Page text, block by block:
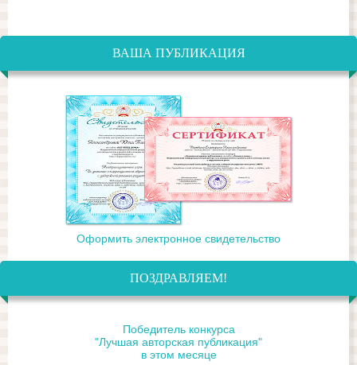
ВАША ПУБЛИКАЦИЯ
Оформить электронное свидетельство
ПОЗДРАВЛЯЕМ!
Победитель конкурса
"Лучшая авторская публикация"
в этом месяце